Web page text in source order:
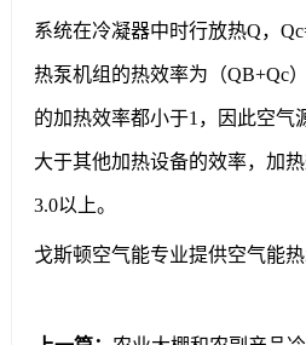
系统在冷凝器中时行放热Q，
热泵机组的热效率为（QB+Qc
的加热效率都小于1，因此空气
大于其他加热设备的效率，加
3.0以上。
戈斯顿空气能专业提供空气能